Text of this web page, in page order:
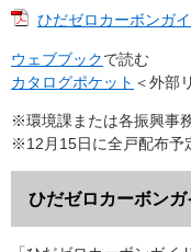
ひだゼロカーボンガ
ウェブブックで読む
カタログポケット ＜外部
※環境課または各振興事
※12月15日に全戸配布予
ひだゼロカーボン